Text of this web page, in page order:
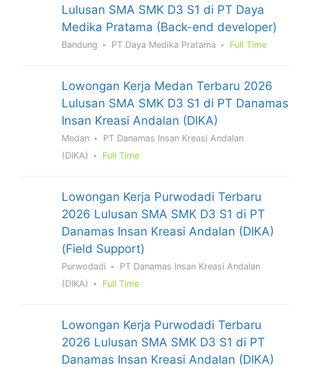
Lulusan SMA SMK D3 S1 di PT Daya
Medika Pratama (Back-end developer)
Bandung PT Daya Medika Pratama Full Time
Lowongan Kerja Medan Terbaru 2026
Lulusan SMA SMK D3 S1 di PT Danamas
Insan Kreasi Andalan (DIKA)
Medan
PT Danamas Insan Kreasi Andalan
(DIKA)
Full Time
Lowongan Kerja Purwodadi Terbaru
2026 Lulusan SMA SMK D3 S1 di PT
Danamas Insan Kreasi Andalan (DIKA)
(Field Support)
Purwodadi
PT Danamas Insan Kreasi Andalan
(DIKA)
Full Time
Lowongan Kerja Purwodadi Terbaru
2026 Lulusan SMA SMK D3 S1 di PT
Danamas Insan Kreasi Andalan (DIKA)